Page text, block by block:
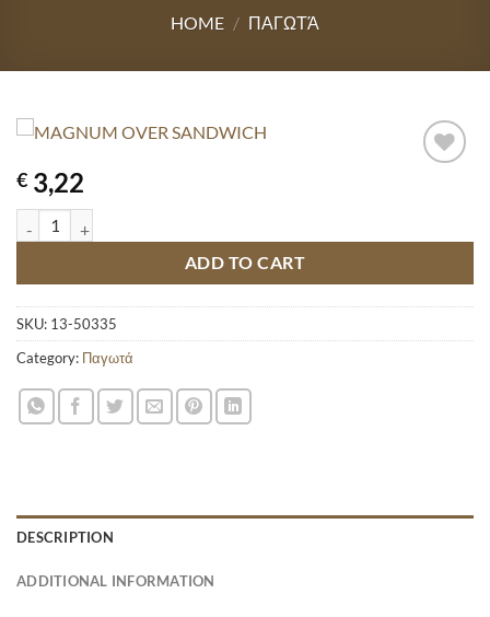
HOME / ΠΑΓΩΤΆ
€ 3,22
MAGNUM OVER SANDWICH quantity
ADD TO CART
SKU: 13-50335
Category: Παγωτά
DESCRIPTION
ADDITIONAL INFORMATION